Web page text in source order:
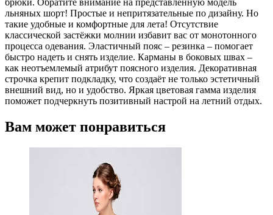
брюки. Обратите внимание на представленную модель
льняных шорт! Простые и непритязательные по дизайну. Но
такие удобные и комфортные для лета! Отсутствие
классической застёжки молнии избавит вас от монотонного
процесса одевания. Эластичный пояс – резинка – помогает
быстро надеть и снять изделие. Карманы в боковых швах –
как неотъемлемый атрибут поясного изделия. Декоративная
строчка крепит подкладку, что создаёт не только эстетичный
внешний вид, но и удобство. Яркая цветовая гамма изделия
поможет подчеркнуть позитивный настрой на летний отдых.
Вам может понравиться